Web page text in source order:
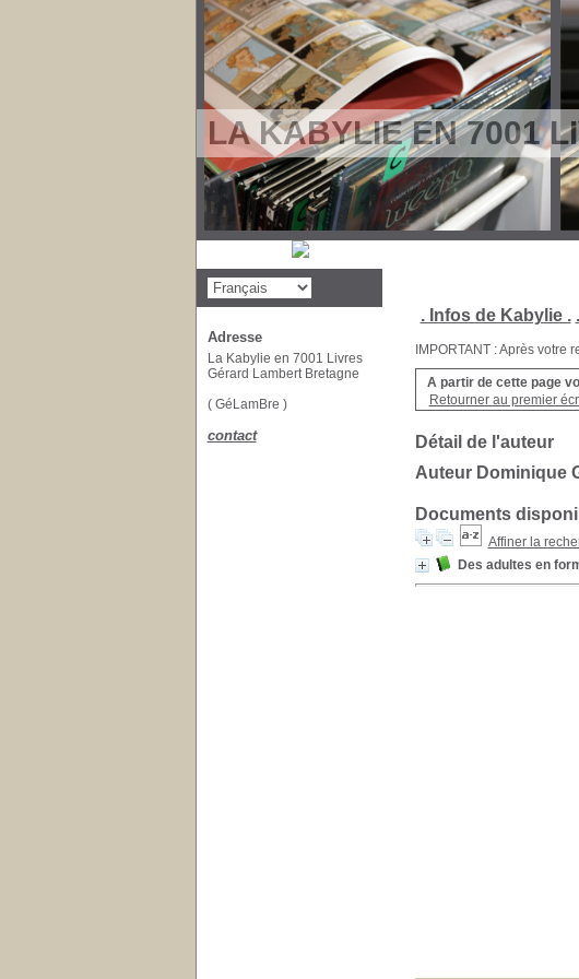
LA KABYLIE EN 7001
. Infos de Kabylie .
IMPORTANT : Après
A partir de cette page
Retourner au premier
Détail de l'auteur
Auteur Dominique
Documents
Affiner la
Des adultes en
Adresse
La Kabylie en 7001 Livres
Gérard Lambert Bretagne
( GéLamBre )
contact